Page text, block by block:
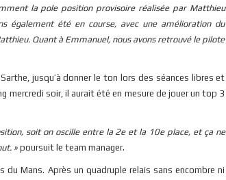
la pole position provisoire réalisée par Matthieu
également été en course, avec une amélioration du
Quant à Emmanuel, nous avons retrouvé le pilote
jusqu’à donner le ton lors des séances libres et
mercredi soir, il aurait été en mesure de jouer un top 3
soit on oscille entre la 2e et la 10e place, et ça ne
» poursuit le team manager.
Mans. Après un quadruple relais sans encombre ni